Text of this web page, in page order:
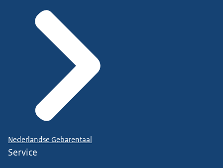
Nederlandse Gebarentaal
Service